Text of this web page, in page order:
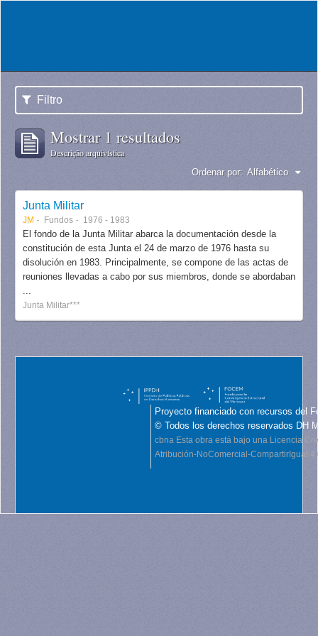
Filtro
Mostrar 1 resultados
Descrição arquivística
Ordenar por: Alfabético
Junta Militar
JM Fundos 1976 - 1983
El fondo de la Junta Militar abarca la documentación desde la
constitución de esta Junta el 24 de marzo de 1976 hasta su
disolución en 1983. Principalmente, se compone de las actas de
reuniones llevadas a cabo por sus miembros, donde se abordaban
...
Junta Militar***
Proyecto financiado con recursos del
© Todos los derechos reservados DH
cbna Esta obra está bajo una Licencia
Atribución-NoComercial-CompartirIgual